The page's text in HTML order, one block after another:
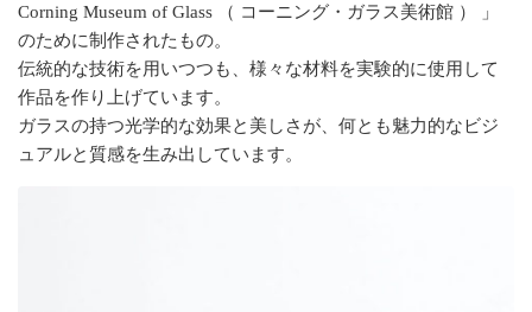
Corning Museum of Glass （ コーニング・ガラス美術館 ） 」
のために制作されたもの。
伝統的な技術を用いつつも、様々な材料を実験的に使用して
作品を作り上げています。
ガラスの持つ光学的な効果と美しさが、何とも魅力的なビジ
ュアルと質感を生み出しています。